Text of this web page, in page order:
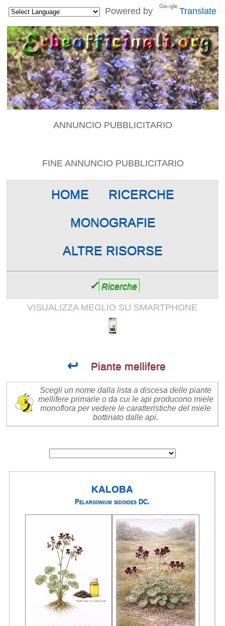
Powered by Translate
ANNUNCIO PUBBLICITARIO
FINE ANNUNCIO PUBBLICITARIO
HOME RICERCHE
MONOGRAFIE
ALTRE RISORSE
✓ Ricerche
VISUALIZZA MEGLIO SU SMARTPHONE
↩ Piante mellifere
Scegli un nome dalla lista a discesa delle piante
mellifere primarie o da cui le api producono miele
monoflora per vedere le caratteristiche del miele
bottinato dalle api.
KALOBA
Pelargonium sidoides DC.